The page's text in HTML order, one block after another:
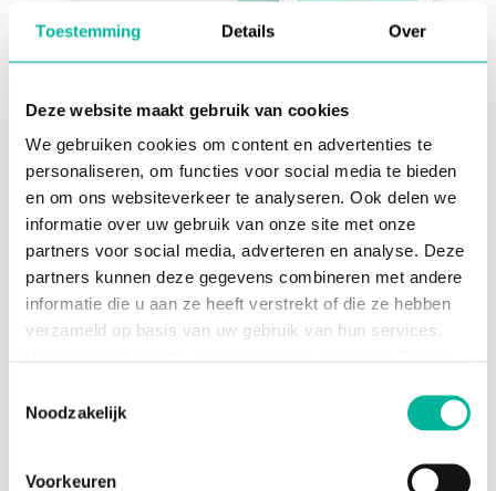
Toestemming Details Over
Deze website maakt gebruik van cookies
We gebruiken cookies om content en advertenties te
personaliseren, om functies voor social media te bieden
en om ons websiteverkeer te analyseren. Ook delen we
informatie over uw gebruik van onze site met onze
partners voor social media, adverteren en analyse. Deze
partners kunnen deze gegevens combineren met andere
informatie die u aan ze heeft verstrekt of die ze hebben
verzameld op basis van uw gebruik van hun services.
functioneren van de website en kunnen niet worden
Noodzakelijk
Voorkeuren
afbeeldingen en bepaal de prijzen. Stel indien
gewenstkortingenin voor aankopen door
leden of grote aankopen. Klaar!
Volg je stock moeiteloos op dankzij ons
automatischvoorraadbeheeren activeer
wachtlijstenom geen enkele verkoop te
missen.
Vereenvoudig je verkoop metonline
betalingen
en automatische facturatie
voor
minder administratiewerk.
Werk je met eenafhaalpuntof
controle van tickets.
Je online webshop is 24 op 24 en 7 op 7